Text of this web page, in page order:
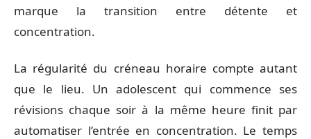
marque la transition entre détente et
concentration.
La régularité du créneau horaire compte autant
que le lieu. Un adolescent qui commence ses
révisions chaque soir à la même heure finit par
automatiser l’entrée en concentration. Le temps